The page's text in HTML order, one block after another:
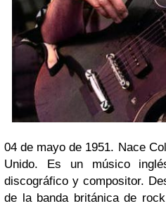
04 de mayo de 1951. Nace
Unido. Es un músico
discográfico y compositor.
de la banda británica de